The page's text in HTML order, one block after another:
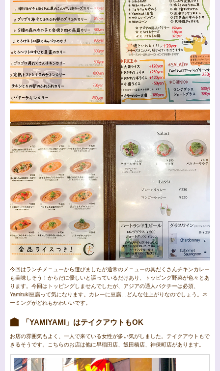
今回はランチメニューから選びましたが通常のメニューの具だくさんチキンカレー
も美味しそう！からだに優しいと謳っているだけあり、トッピング野菜が色々とあ
ります。今回はトッピングしませんでしたが、アジアの通人パクチーは必須、
Yamituki豆腐って気になります。カレーに豆腐…どんな仕上がりなのでしょう。ネ
ーミングがどれもかわいいです。
「YAMIYAMI」はテイクアウトもOK
お店の雰囲気もよく、一人で来ている女性が多い気がしました。テイクアウトもで
きるそうです。こちらのお店は他に早稲田店、飯田橋店、神保町店があります。